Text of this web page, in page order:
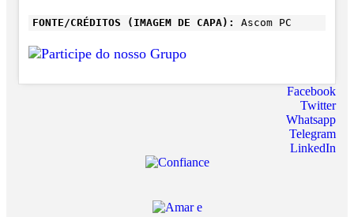
FONTE/CRÉDITOS (IMAGEM DE CAPA): Ascom PC
Facebook
Twitter
Whatsapp
Telegram
LinkedIn